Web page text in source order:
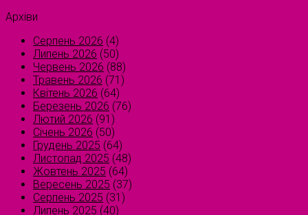
Архіви
Серпень 2026 (4)
Липень 2026 (50)
Червень 2026 (88)
Травень 2026 (71)
Квітень 2026 (64)
Березень 2026 (76)
Лютий 2026 (91)
Січень 2026 (50)
Грудень 2025 (64)
Листопад 2025 (48)
Жовтень 2025 (64)
Вересень 2025 (37)
Серпень 2025 (31)
Липень 2025 (40)